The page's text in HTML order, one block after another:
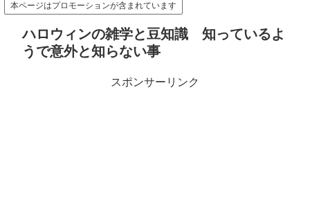
本ページはプロモーションが含まれています
ハロウィンの雑学と豆知識 知っているよ
うで意外と知らない事
スポンサーリンク